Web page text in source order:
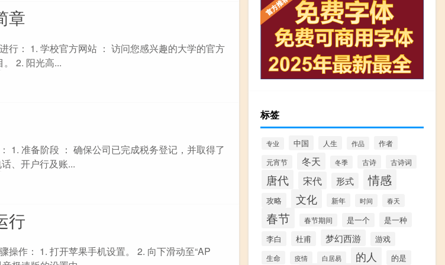
章
行： 1. 学校官方网站 ： 访问您感兴趣的大学的官方
。 2. 阳光高...
1. 准备阶段 ： 确保公司已完成税务登记，并取得了
、开户行及账...
行
作： 1. 打开苹果手机设置。 2. 向下滑动至“AP
标签
专业 中国 人生 作品
作者
元宵节
冬天 冬季 古诗 古诗词
唐代 宋代 形式 情感
攻略 文化 新年 时间 春天
春节 春节期间 是一个
是一种
李白
杜甫 梦幻西游 游戏
生命 疫情 白居易 的人 的是